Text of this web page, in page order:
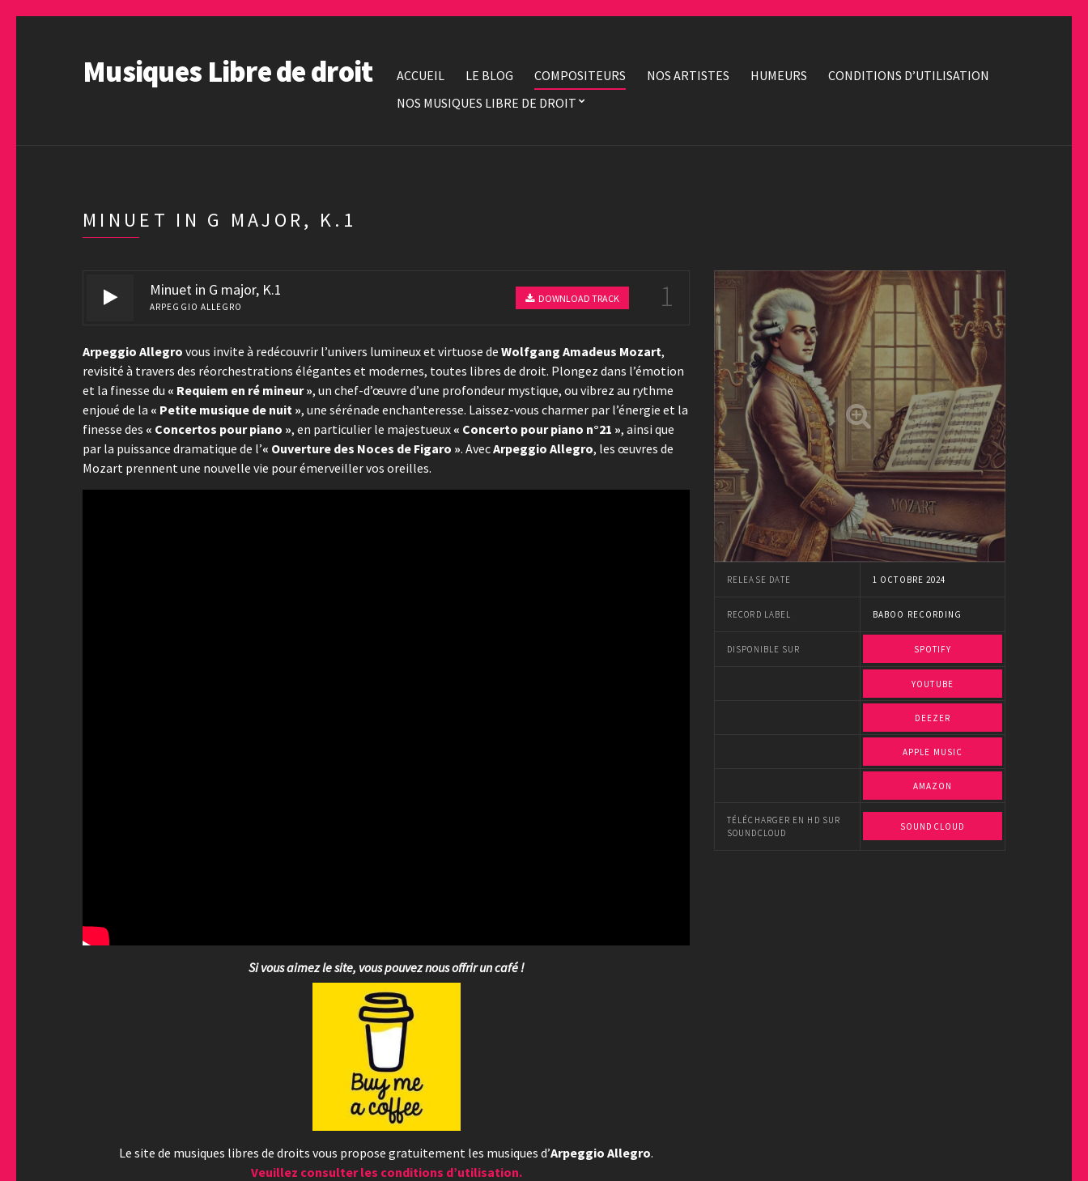
Musiques Libre de droit ACCUEIL LE BLOG COMPOSITEURS NOS ARTISTES HUMEURS
CONDITIONS D’UTILISATION
NOS MUSIQUES LIBRE DE DROIT
MINUET IN G MAJOR, K.1
RELEASE DATE 1 OCTOBRE 2024
RECORD LABEL BABOO RECORDING
DISPONIBLE SUR SPOTIFY
YOUTUBE
DEEZER
APPLE MUSIC
AMAZON
TÉLÉCHARGER EN HD SUR
SOUNDCLOUD
SOUNDCLOUD
Minuet in G major, K.1
ARPEGGIO ALLEGRO
DOWNLOAD TRACK 1
Arpeggio Allegro vous invite à redécouvrir l’univers lumineux et virtuose de Wolfgang Amadeus Mozart,
revisité à travers des réorchestrations élégantes et modernes, toutes libres de droit. Plongez dans l’émotion
et la finesse du « Requiem en ré mineur », un chef-d’œuvre d’une profondeur mystique, ou vibrez au rythme
enjoué de la « Petite musique de nuit », une sérénade enchanteresse. Laissez-vous charmer par l’énergie et la
finesse des « Concertos pour piano », en particulier le majestueux « Concerto pour piano n°21 », ainsi que
par la puissance dramatique de l’« Ouverture des Noces de Figaro ». AvecArpeggio Allegro, les œuvres de
Mozart prennent une nouvelle vie pour émerveiller vos oreilles.
Si vous aimez le site, vous pouvez nous offrir un café !
Le site de musiques libres de droits vous propose gratuitement les musiques d’Arpeggio Allegro.
Veuillez consulter les conditions d’utilisation.